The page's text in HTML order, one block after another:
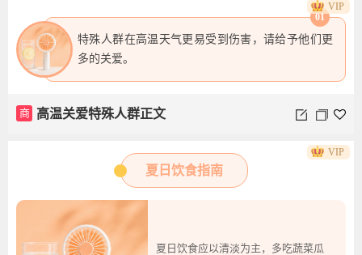
01
特殊人群在高温天气更易受到伤害，请给予他们更
多的关爱。
商 高温关爱特殊人群正文
VIP
夏日饮食指南
夏日饮食应以清淡为主，多吃蔬菜瓜
VIP